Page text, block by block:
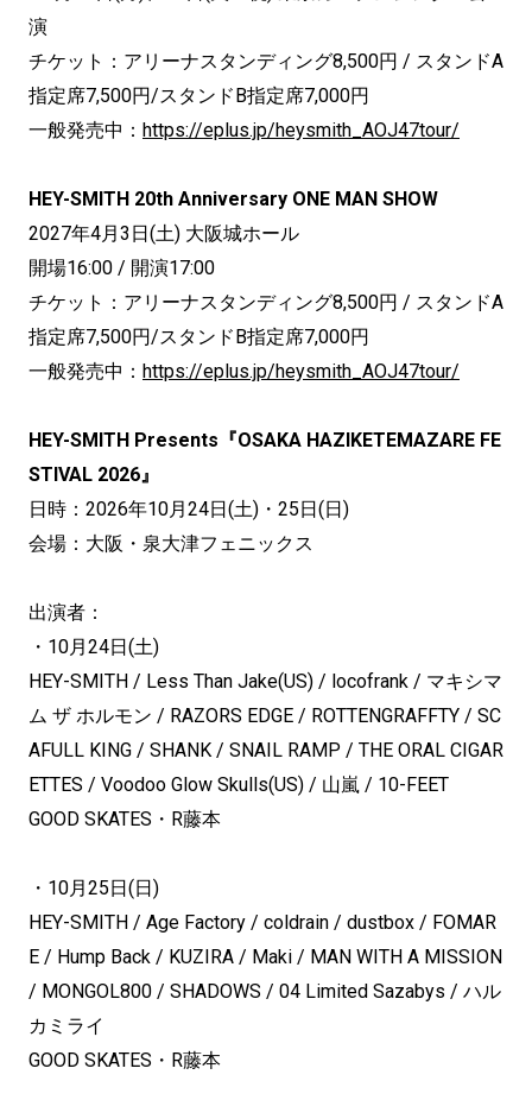
演
チケット：アリーナスタンディング8,500円 / スタンドA
指定席7,500円/スタンドB指定席7,000円
一般発売中： https://eplus.jp/heysmith_AOJ47tour/
HEY-SMITH 20th Anniversary ONE MAN SHOW
2027年4月3日(土) 大阪城ホール
開場16:00 / 開演17:00
チケット：アリーナスタンディング8,500円 / スタンドA
指定席7,500円/スタンドB指定席7,000円
一般発売中： https://eplus.jp/heysmith_AOJ47tour/
HEY-SMITH Presents『OSAKA HAZIKETEMAZARE FE
STIVAL 2026』
日時：2026年10月24日(土)・25日(日)
会場：大阪・泉大津フェニックス
出演者：
・10月24日(土)
HEY-SMITH / Less Than Jake(US) / locofrank / マキシマ
ム ザ ホルモン / RAZORS EDGE / ROTTENGRAFFTY / SC
AFULL KING / SHANK / SNAIL RAMP / THE ORAL CIGAR
ETTES / Voodoo Glow Skulls(US) / 山嵐 / 10-FEET
GOOD SKATES・R藤本
・10月25日(日)
HEY-SMITH / Age Factory / coldrain / dustbox / FOMAR
E / Hump Back / KUZIRA / Maki / MAN WITH A MISSION
/ MONGOL800 / SHADOWS / 04 Limited Sazabys / ハル
カミライ
GOOD SKATES・R藤本